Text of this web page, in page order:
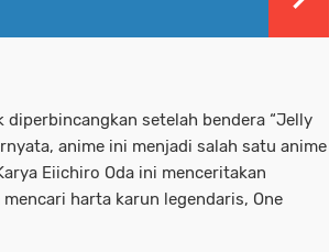
diperbincangkan setelah bendera “Jelly
anime ini menjadi salah satu anime
Eiichiro Oda ini menceritakan
harta karun legendaris, One